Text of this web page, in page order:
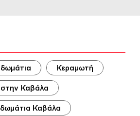
δωμάτια Κεραμωτή
στην Καβάλα
δωμάτια Καβάλα